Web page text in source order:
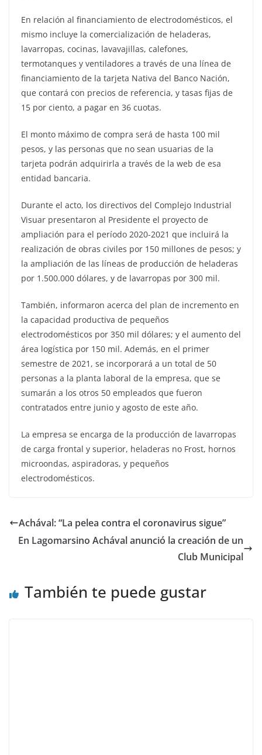
En relación al financiamiento de electrodomésticos, el
mismo incluye la comercialización de heladeras,
lavarropas, cocinas, lavavajillas, calefones,
termotanques y ventiladores a través de una línea de
financiamiento de la tarjeta Nativa del Banco Nación,
que contará con precios de referencia, y tasas fijas de
15 por ciento, a pagar en 36 cuotas.
El monto máximo de compra será de hasta 100 mil
pesos, y las personas que no sean usuarias de la
tarjeta podrán adquirirla a través de la web de esa
entidad bancaria.
Durante el acto, los directivos del Complejo Industrial
Visuar presentaron al Presidente el proyecto de
ampliación para el período 2020-2021 que incluirá la
realización de obras civiles por 150 millones de pesos; y
la ampliación de las líneas de producción de heladeras
por 1.500.000 dólares, y de lavarropas por 300 mil.
También, informaron acerca del plan de incremento en
la capacidad productiva de pequeños
electrodomésticos por 350 mil dólares; y el aumento del
área logística por 150 mil. Además, en el primer
semestre de 2021, se incorporará a un total de 50
personas a la planta laboral de la empresa, que se
sumarán a los otros 50 empleados que fueron
contratados entre junio y agosto de este año.
La empresa se encarga de la producción de lavarropas
de carga frontal y superior, heladeras no Frost, hornos
microondas, aspiradoras, y pequeños
electrodomésticos.
Achával: “La pelea contra el coronavirus sigue”
En Lagomarsino Achával anunció la creación de un
Club Municipal
También te puede gustar